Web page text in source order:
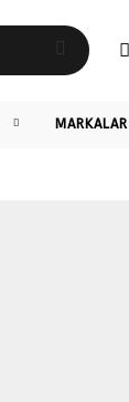
MARKALAR